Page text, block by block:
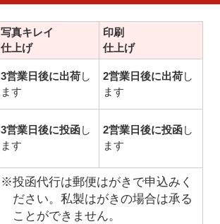
写真キレイ
仕上げ
印刷
仕上げ
3営業日後に出荷し
ます
2営業日後に出荷し
ます
3営業日後に投函し
ます
2営業日後に投函し
ます
※投函代行は郵便はがきで申込みく
ださい。私製はがきの場合は承る
ことができません。